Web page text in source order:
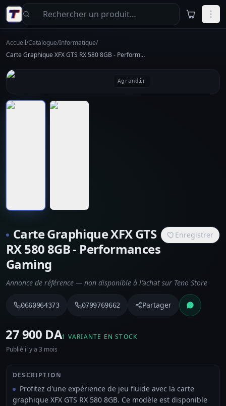
Aller au contenu principal
Accueil/Catalogue/Informatique/
Carte Graphique XFX GTS RX 580 8GB - Performances Gaming
Agrandir
Carte Graphique XFX GTS
RX 580 8GB - Performances
Gaming
Enregistrer
Annonce de référence — non disponible à l’achat sur Teno Store
0660964373 0799769662 Partager
⁦27 900 DA⁩1 VARIANTE EN STOCK
Publié il y a 3 mois
DESCRIPTION
Profitez d'une expérience de jeu fluide avec la carte
graphique XFX GTS RX 580 8GB. Ce modèle est disponible